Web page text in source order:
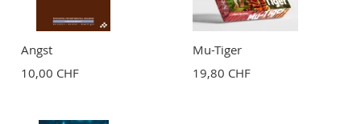
Angst
10,00 CHF
Mu-Tiger
19,80 CHF